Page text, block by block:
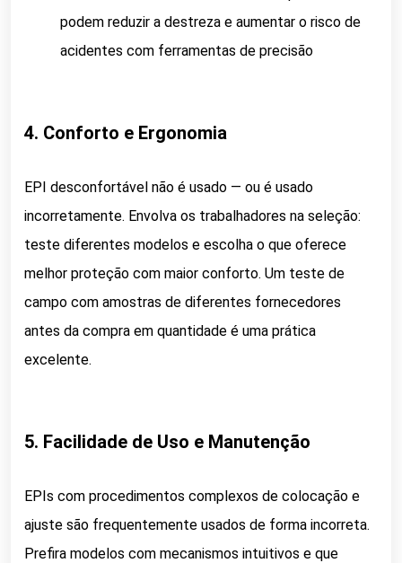
podem reduzir a destreza e aumentar o risco de
acidentes com ferramentas de precisão
4. Conforto e Ergonomia
EPI desconfortável não é usado — ou é usado
incorretamente. Envolva os trabalhadores na seleção:
teste diferentes modelos e escolha o que oferece
melhor proteção com maior conforto. Um teste de
campo com amostras de diferentes fornecedores
antes da compra em quantidade é uma prática
excelente.
5. Facilidade de Uso e Manutenção
EPIs com procedimentos complexos de colocação e
ajuste são frequentemente usados de forma incorreta.
Prefira modelos com mecanismos intuitivos e que